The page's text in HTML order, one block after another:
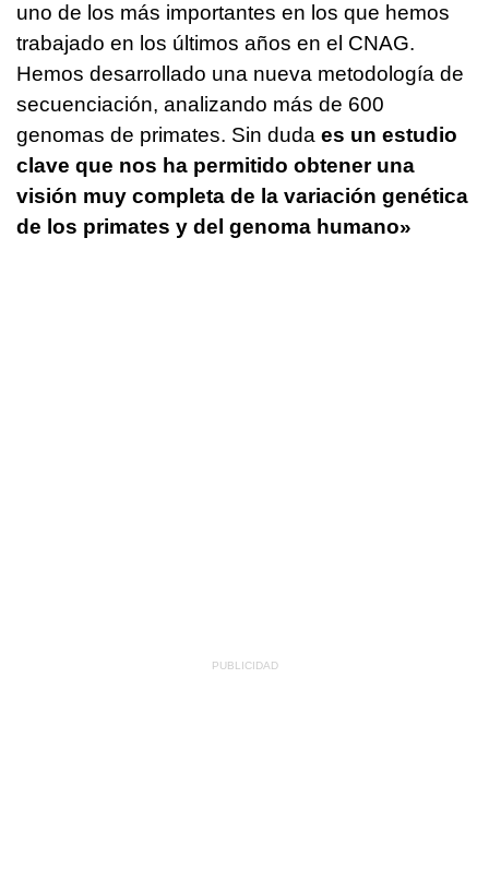
uno de los más importantes en los que hemos
trabajado en los últimos años en el CNAG.
Hemos desarrollado una nueva metodología de
secuenciación, analizando más de 600
genomas de primates. Sin duda es un estudio
clave que nos ha permitido obtener una
visión muy completa de la variación genética
de los primates y del genoma humano»